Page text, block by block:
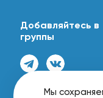
Добавляйтесь в
группы
© 2016 - 2026
Мы